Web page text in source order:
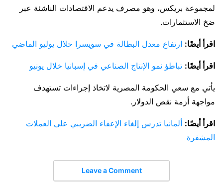
لمجموعة بريكس، وهو مصرف يدعم الاقتصادات الناشئة عبر
ضخ الاستثمارات.
اقرأ أيضًا: ارتفاع معدل البطالة في سويسرا خلال يوليو الماضي
اقرأ أيضًا: تباطؤ نمو الإنتاج الصناعي في إسبانيا خلال يونيو
يأتي مع سعي الحكومة المصرية لاتخاذ إجراءات تستهدف
مواجهة أزمة نقص الدولار.
اقرأ أيضًا: ألمانيا تدرس إلغاء الإعفاء الضريبي على العملات
المشفرة
Leave a Comment